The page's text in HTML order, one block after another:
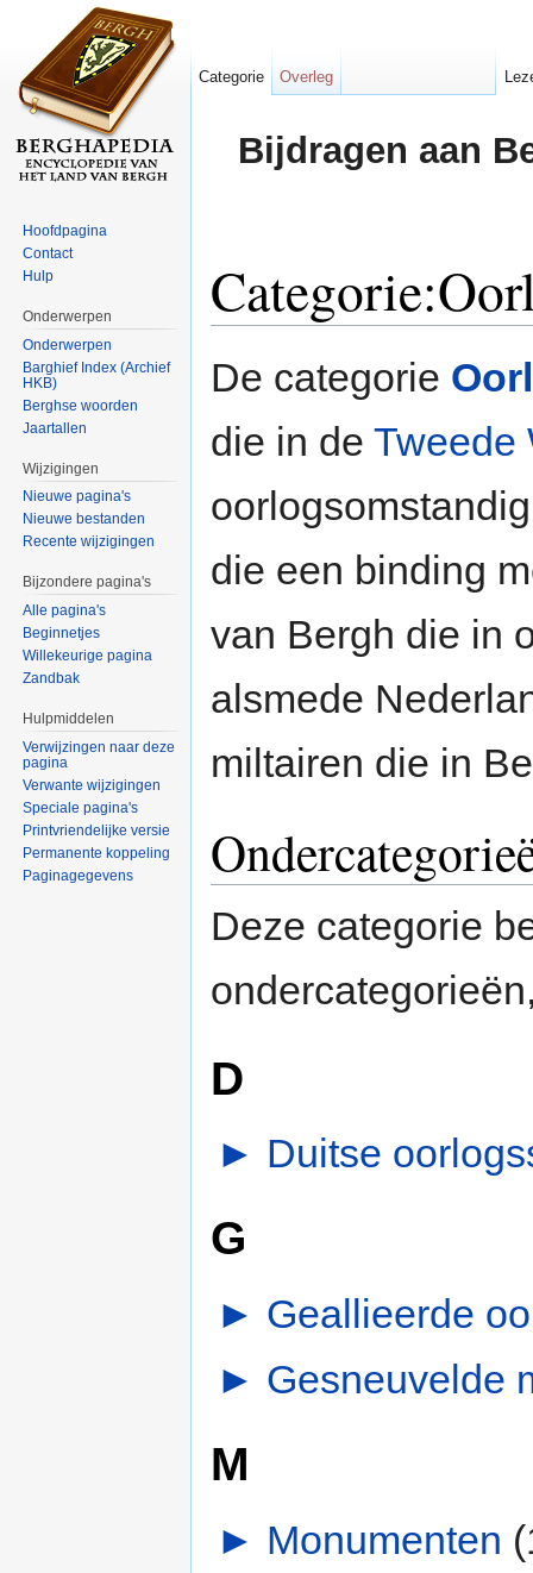
Bijdragen aan
De categorie
die in de Tweede
die een binding
van Bergh die in
alsmede
miltairen die in
Deze categorie
D
► Duitse
G
► Geallieerde
► Gesneuvelde
M
► Monumenten
Categorie Overleg
Hoofdpagina
Contact
Hulp
Onderwerpen
Onderwerpen
Barghief Index (Archief
HKB)
Berghse woorden
Jaartallen
Wijzigingen
Nieuwe pagina's
Nieuwe bestanden
Recente wijzigingen
Bijzondere pagina's
Alle pagina's
Beginnetjes
Willekeurige pagina
Zandbak
Hulpmiddelen
Verwijzingen naar deze
pagina
Verwante wijzigingen
Speciale pagina's
Printvriendelijke versie
Permanente koppeling
Paginagegevens